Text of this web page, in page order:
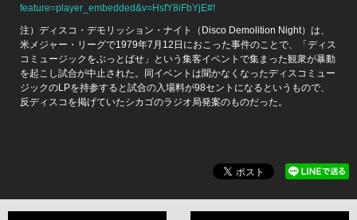
feature=player_embedded&v=HsfY8iFbYjE#!
注）ディスコ・デモリッション・ナイト（Disco Demolition Night）は、
米メジャー・リーグで1979年7月12日におこった事件のことで、「ディス
コミュージックをぶっとばせ」という集客イベントで集まった観衆が暴動
を起こし試合が中止された。同イベントは聞かなくなったディスコミュー
ジックのLPを持参すると試合の入場料が98セントになるというもので、
反ディスコを掲げていたシカゴのラジオ局発案のものだった。